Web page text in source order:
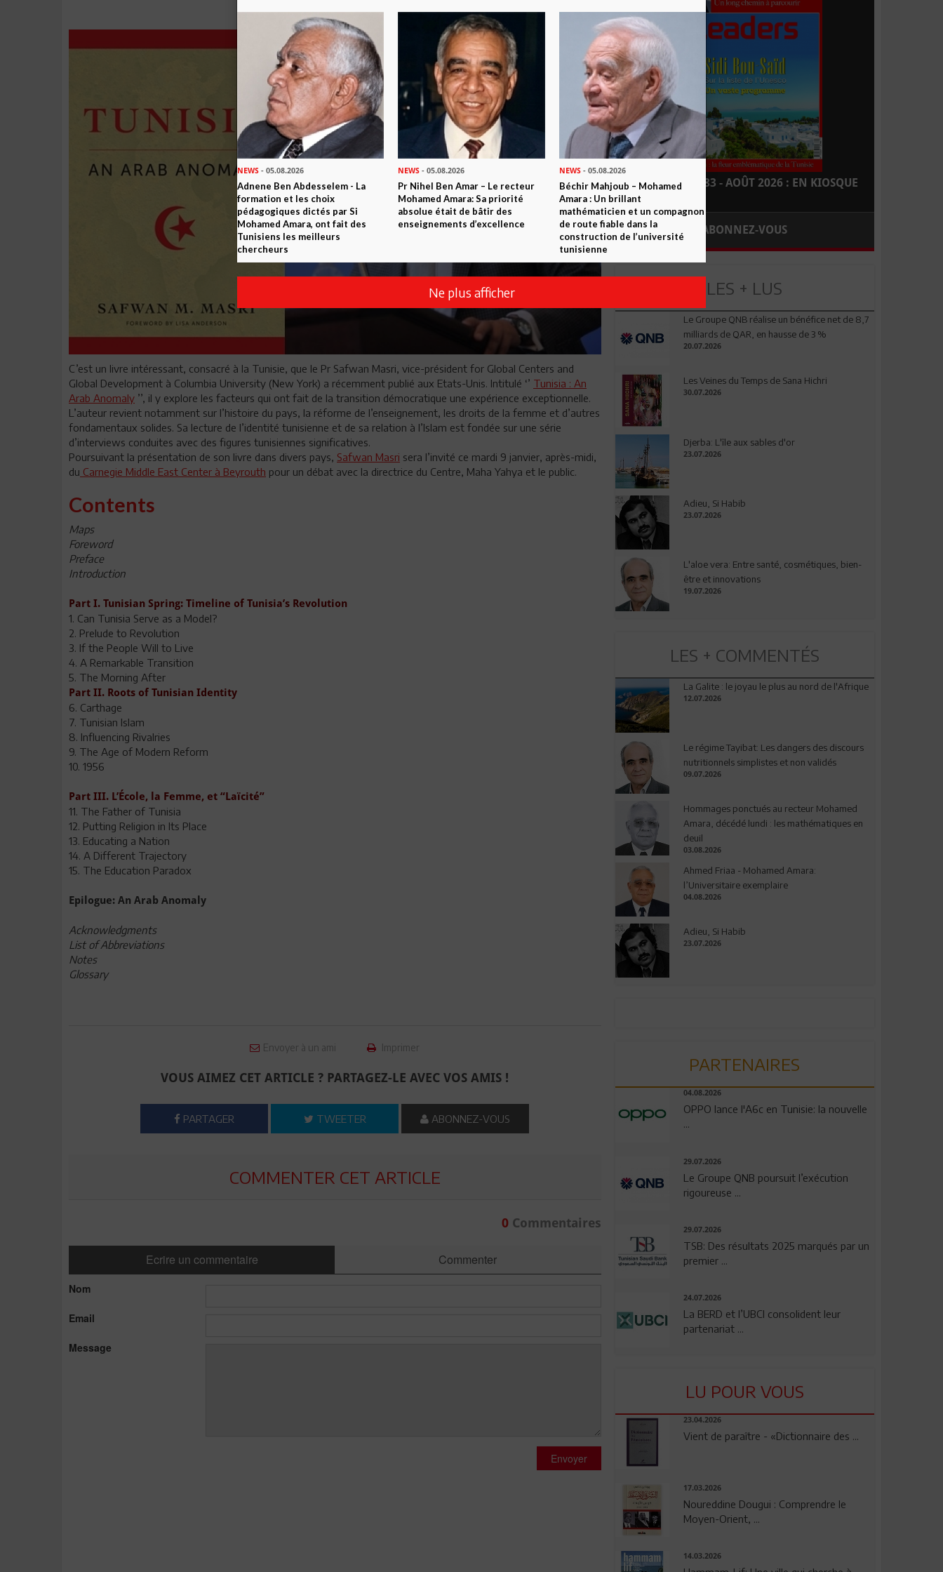
C’est un livre intéressant, consacré à la Tunisie, que le Pr Safwan Masri, vice-président for Global Centers and
Global Development à Columbia University (New York) a récemment publié aux Etats-Unis. Intitulé ‘’ Tunisia : An
Arab Anomaly ’’, il y explore les facteurs qui ont fait de la transition démocratique une expérience exceptionnelle.
L’auteur revient notamment sur l’histoire du pays, la réforme de l’enseignement, les droits de la femme et d’autres
fondamentaux solides. Sa lecture de l’identité tunisienne et de sa relation à l’Islam est fondée sur une série
d’interviews conduites avec des figures tunisiennes significatives.
Poursuivant la présentation de son livre dans divers pays, Safwan Masri sera l’invité ce mardi 9 janvier, après-midi,
du Carnegie Middle East Center à Beyrouth pour un débat avec la directrice du Centre, Maha Yahya et le public.
Contents
Maps
Foreword
Preface
Introduction
Part I. Tunisian Spring: Timeline of Tunisia’s Revolution
1. Can Tunisia Serve as a Model?
2. Prelude to Revolution
3. If the People Will to Live
4. A Remarkable Transition
5. The Morning After
Part II. Roots of Tunisian Identity
6. Carthage
7. Tunisian Islam
8. Influencing Rivalries
9. The Age of Modern Reform
10. 1956
Part III. L’École, la Femme, et “Laïcité”
11. The Father of Tunisia
12. Putting Religion in Its Place
13. Educating a Nation
14. A Different Trajectory
15. The Education Paradox
Epilogue: An Arab Anomaly
Acknowledgments
List of Abbreviations
Notes
Glossary
Envoyer à un ami Imprimer
VOUS AIMEZ CET ARTICLE ? PARTAGEZ-LE AVEC VOS AMIS !
PARTAGER TWEETER ABONNEZ-VOUS
COMMENTER CET ARTICLE
0Commentaires
Ecrire un commentaire Commenter
Nom
Email
Message
Envoyer
LEADERS N° 183 - AOÛT 2026 : EN KIOSQUE
ABONNEZ-VOUS
LES + LUS
Le Groupe QNB réalise un bénéfice net de 8,7
milliards de QAR, en hausse de 3 %
20.07.2026
Les Veines du Temps de Sana Hichri
30.07.2026
Djerba: L'île aux sables d'or
23.07.2026
Adieu, Si Habib
23.07.2026
L'aloe vera: Entre santé, cosmétiques, bien-
être et innovations
19.07.2026
LES + COMMENTÉS
La Galite : le joyau le plus au nord de l'Afrique
12.07.2026
Le régime Tayibat: Les dangers des discours
nutritionnels simplistes et non validés
09.07.2026
Hommages ponctués au recteur Mohamed
Amara, décédé lundi : les mathématiques en
deuil
03.08.2026
Ahmed Friaa - Mohamed Amara:
l’Universitaire exemplaire
04.08.2026
Adieu, Si Habib
23.07.2026
PARTENAIRES
04.08.2026
OPPO lance l'A6c en Tunisie: la nouvelle
...
29.07.2026
Le Groupe QNB poursuit l’exécution
rigoureuse ...
29.07.2026
TSB: Des résultats 2025 marqués par un
premier ...
24.07.2026
La BERD et l’UBCI consolident leur
partenariat ...
LU POUR VOUS
23.04.2026
Vient de paraître - «Dictionnaire des ...
17.03.2026
Noureddine Dougui : Comprendre le
Moyen-Orient, ...
14.03.2026
NEWS - 05.08.2026
Adnene Ben Abdesselem - La
formation et les choix
pédagogiques dictés par Si
Mohamed Amara, ont fait des
Tunisiens les meilleurs
chercheurs
NEWS - 05.08.2026
Pr Nihel Ben Amar – Le recteur
Mohamed Amara: Sa priorité
absolue était de bâtir des
enseignements d’excellence
NEWS- 05.08.2026
Béchir Mahjoub – Mohamed
Amara : Un brillant
mathématicien et un compagnon
de route fiable dans la
construction de l’université
tunisienne
Ne plus afficher